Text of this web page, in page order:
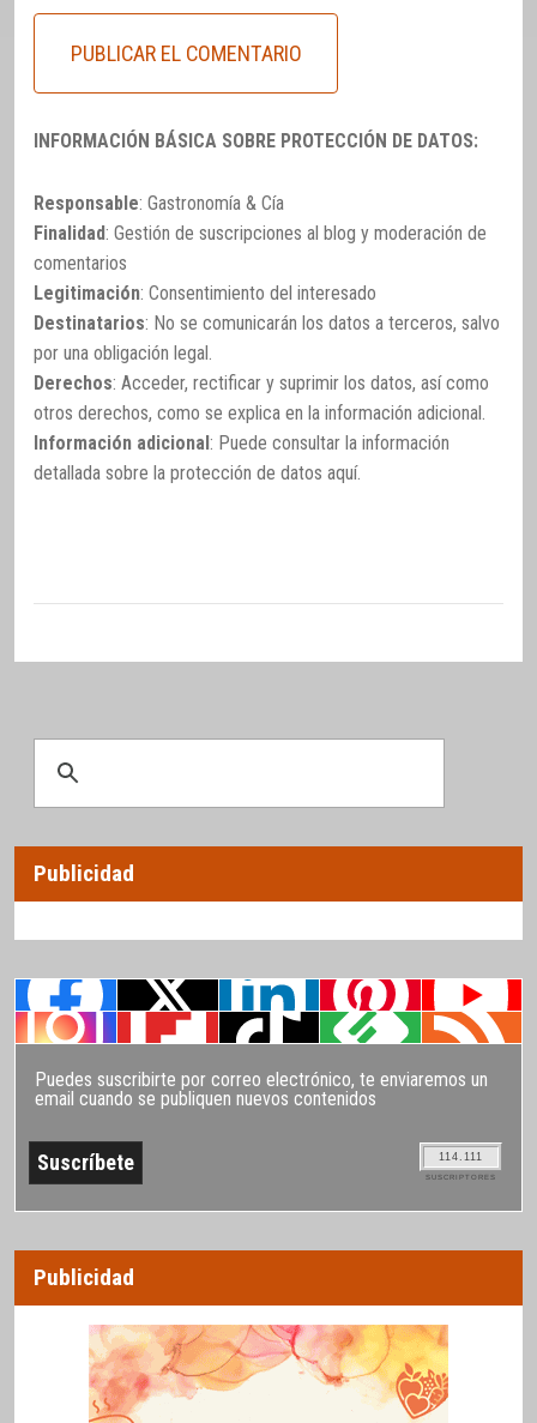
INFORMACIÓN BÁSICA SOBRE PROTECCIÓN DE DATOS:
Responsable: Gastronomía & Cía
Finalidad: Gestión de suscripciones al blog y moderación de
comentarios
Legitimación: Consentimiento del interesado
Destinatarios: No se comunicarán los datos a terceros, salvo
por una obligación legal.
Derechos: Acceder, rectificar y suprimir los datos, así como
otros derechos, como se explica en la información adicional.
Información adicional : Puede consultar la información
detallada sobre la protección de datos aquí.
Publicidad
Puedes suscribirte por correo electrónico, te enviaremos un
email cuando se publiquen nuevos contenidos
114.111
SUSCRIPTORES
Publicidad